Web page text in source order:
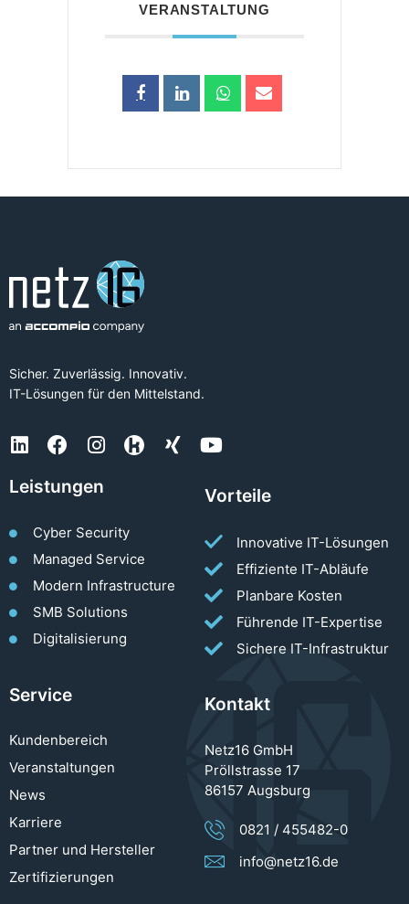
VERANSTALTUNG
Sicher. Zuverlässig. Innovativ.
IT-Lösungen für den Mittelstand.
Leistungen
Cyber Security
Managed Service
Modern Infrastructure
SMB Solutions
Digitalisierung
Vorteile
Innovative IT-Lösungen
Effiziente IT-Abläufe
Planbare Kosten
Führende IT-Expertise
Sichere IT-Infrastruktur
Service
Kundenbereich
Veranstaltungen
News
Karriere
Partner und Hersteller
Zertifizierungen
Kontakt
Netz16 GmbH
Pröllstrasse 17
86157 Augsburg
0821 / 455482-0
info@netz16.de